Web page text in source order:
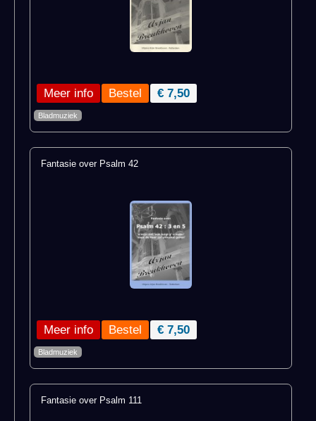
Meer info € 7,50
Bladmuziek
Fantasie over Psalm 42
Meer info € 7,50
Bladmuziek
Fantasie over Psalm 111